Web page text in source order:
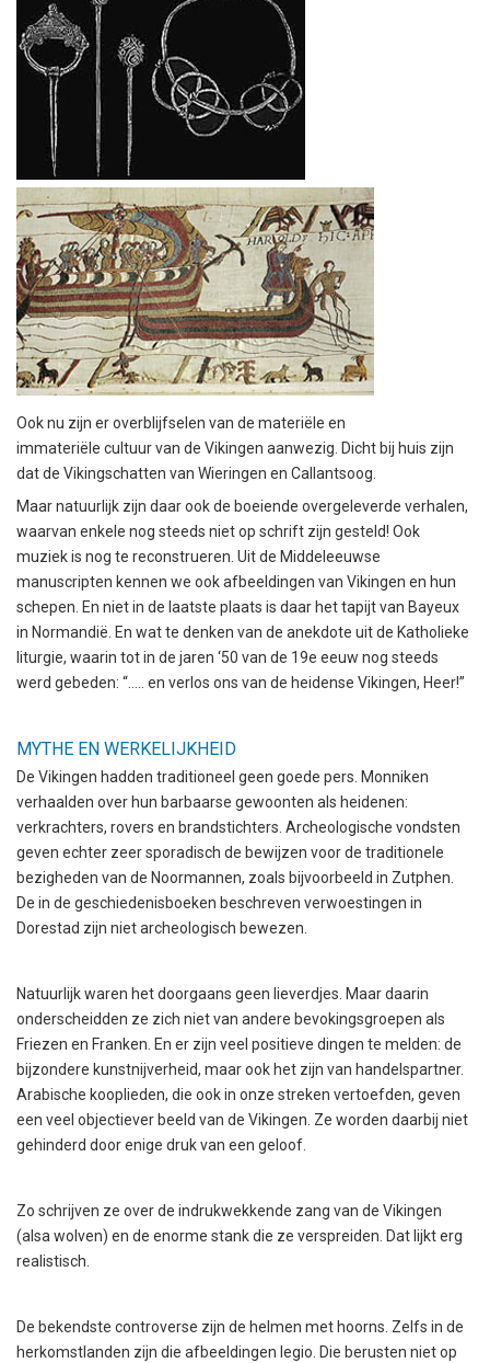
Ook nu zijn er overblijfselen van de materiële en
immateriële cultuur van de Vikingen aanwezig. Dicht bij huis zijn
dat de Vikingschatten van Wieringen en Callantsoog.
Maar natuurlijk zijn daar ook de boeiende overgeleverde verhalen,
waarvan enkele nog steeds niet op schrift zijn gesteld! Ook
muziek is nog te reconstrueren. Uit de Middeleeuwse
manuscripten kennen we ook afbeeldingen van Vikingen en hun
schepen. En niet in de laatste plaats is daar het tapijt van Bayeux
in Normandië. En wat te denken van de anekdote uit de Katholieke
liturgie, waarin tot in de jaren ‘50 van de 19e eeuw nog steeds
werd gebeden: “..... en verlos ons van de heidense Vikingen, Heer!”
MYTHE EN WERKELIJKHEID
De Vikingen hadden traditioneel geen goede pers. Monniken
verhaalden over hun barbaarse gewoonten als heidenen:
verkrachters, rovers en brandstichters. Archeologische vondsten
geven echter zeer sporadisch de bewijzen voor de traditionele
bezigheden van de Noormannen, zoals bijvoorbeeld in Zutphen.
De in de geschiedenisboeken beschreven verwoestingen in
Dorestad zijn niet archeologisch bewezen.
Natuurlijk waren het doorgaans geen lieverdjes. Maar daarin
onderscheidden ze zich niet van andere bevokingsgroepen als
Friezen en Franken. En er zijn veel positieve dingen te melden: de
bijzondere kunstnijverheid, maar ook het zijn van handelspartner.
Arabische kooplieden, die ook in onze streken vertoefden, geven
een veel objectiever beeld van de Vikingen. Ze worden daarbij niet
gehinderd door enige druk van een geloof.
Zo schrijven ze over de indrukwekkende zang van de Vikingen
(alsa wolven) en de enorme stank die ze verspreiden. Dat lijkt erg
realistisch.
De bekendste controverse zijn de helmen met hoorns. Zelfs in de
herkomstlanden zijn die afbeeldingen legio. Die berusten niet op